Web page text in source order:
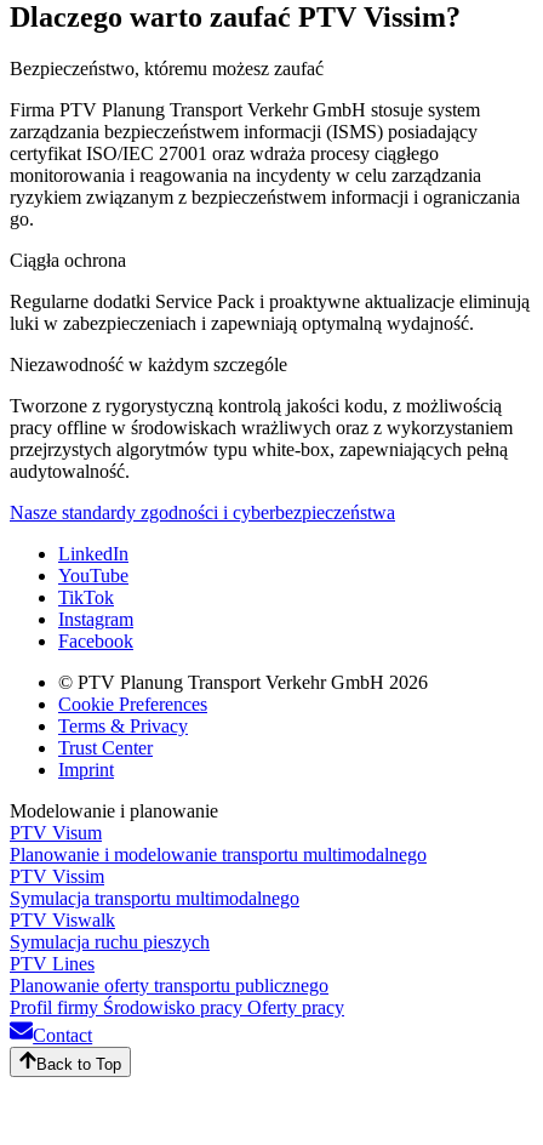
Dlaczego warto zaufać PTV Vissim?
Bezpieczeństwo, któremu możesz zaufać
Firma PTV Planung Transport Verkehr GmbH stosuje system
zarządzania bezpieczeństwem informacji (ISMS) posiadający
certyfikat ISO/IEC 27001 oraz wdraża procesy ciągłego
monitorowania i reagowania na incydenty w celu zarządzania
ryzykiem związanym z bezpieczeństwem informacji i ograniczania
go.
Ciągła ochrona
Regularne dodatki Service Pack i proaktywne aktualizacje eliminują
luki w zabezpieczeniach i zapewniają optymalną wydajność.
Niezawodność w każdym szczególe
Tworzone z rygorystyczną kontrolą jakości kodu, z możliwością
pracy offline w środowiskach wrażliwych oraz z wykorzystaniem
przejrzystych algorytmów typu white-box, zapewniających pełną
audytowalność.
Nasze standardy zgodności i cyberbezpieczeństwa
LinkedIn
YouTube
TikTok
Instagram
Facebook
© PTV Planung Transport Verkehr GmbH 2026
Cookie Preferences
Terms & Privacy
Trust Center
Imprint
Modelowanie i planowanie
PTV Visum
Planowanie i modelowanie transportu multimodalnego
PTV Vissim
Symulacja transportu multimodalnego
PTV Viswalk
Symulacja ruchu pieszych
PTV Lines
Planowanie oferty transportu publicznego
Profil firmy Środowisko pracy Oferty pracy
Contact
Back to Top